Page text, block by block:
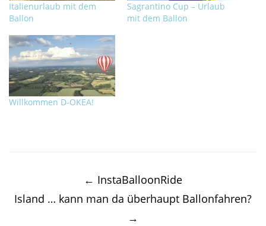
Italienurlaub mit dem
Ballon
Sagrantino Cup – Urlaub
mit dem Ballon
Willkommen D-OKEA!
← InstaBalloonRide
Island … kann man da überhaupt Ballonfahren?
→